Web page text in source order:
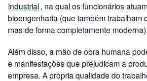
Industrial, na qual os funcionários
bioengenharia (que também trabalham
mas de forma completamente moderna).
Além disso, a mão de obra humana
e manifestações que prejudicam a
empresa. A própria qualidade do